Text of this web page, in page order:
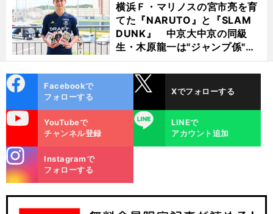
横浜Ｆ・マリノスの宮市亮を育
てた『NARUTO』と『SLAM
DUNK』 中京大中京の同級
生・木原龍一は"ジャンプ係"だ
った
ok
Facebookで
フォローする
Xでフォローする
YouTubeで
チャンネル登録
LINE
LINEで
アカウント追加
m
Instagramで
フォローする